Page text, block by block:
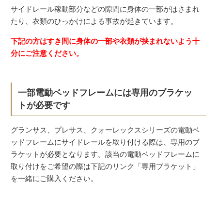
サイドレール稼動部分などの隙間に身体の一部がはさまれ
たり、衣類のひっかけによる事故が起きています。
下記の方はすき間に身体の一部や衣類が挟まれないよう十
分にご注意ください。
一部電動ベッドフレームには専用のブラケッ
トが必要です
グランサス、プレサス、クォーレックスシリーズの電動ベ
ッドフレームにサイドレールを取り付ける際は、専用のブ
ラケットが必要となります。該当の電動ベッドフレームに
取り付けをご希望の際は下記のリンク「専用ブラケット」
を一緒にご購入ください。